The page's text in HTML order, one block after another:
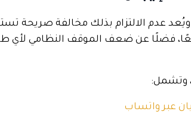
ويُعد عدم الالتزام بذلك مخالفة صريحة
معًا، فضلًا عن ضعف الموقف النظامي
وتشمل: